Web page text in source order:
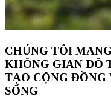
CHÚNG TÔI
KHÔNG GIAN ĐÔ
TẠO CỘNG ĐỒNG
SỐNG